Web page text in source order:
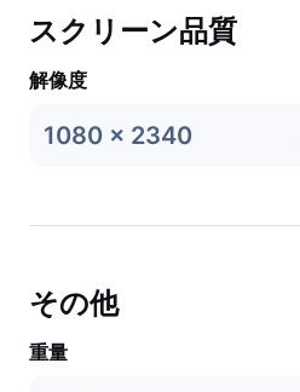
スクリーン品質
解像度
1080 x 2340
その他
重量